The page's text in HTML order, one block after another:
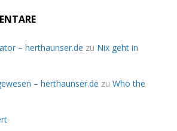
– herthaunser.de zu Nix geht in
– herthaunser.de zu Who the